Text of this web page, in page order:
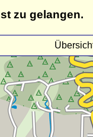
zu gelangen.